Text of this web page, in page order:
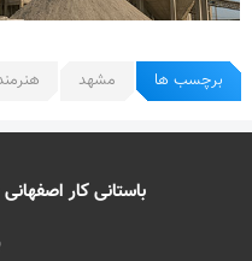
برچسب ها مشهد
باستانی کار